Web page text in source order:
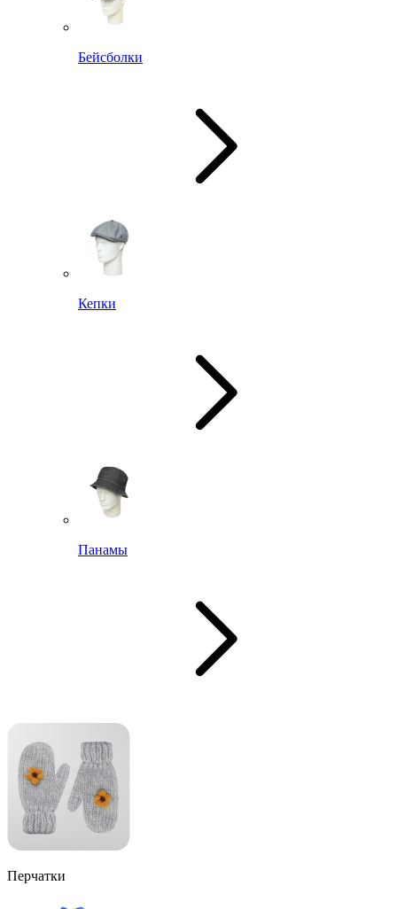
Бейсболки
Кепки
Панамы
Перчатки